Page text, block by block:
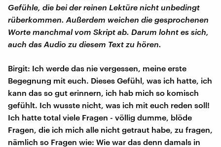
Gefühle, die bei der reinen Lektüre nicht unbedingt
rüberkommen. Außerdem weichen die gesprochenen
Worte manchmal vom Skript ab. Darum lohnt es sich,
auch das Audio zu diesem Text zu hören.
Birgit: Ich werde das nie vergessen, meine erste
Begegnung mit euch. Dieses Gefühl, was ich hatte, ich
kann das so gut erinnern, ich hab mich so komisch
gefühlt. Ich wusste nicht, was ich mit euch reden soll!
Ich hatte total viele Fragen - völlig dumme, blöde
Fragen, die ich mich alle nicht getraut habe, zu fragen,
nämlich so Fragen wie: Wie war das denn damals in